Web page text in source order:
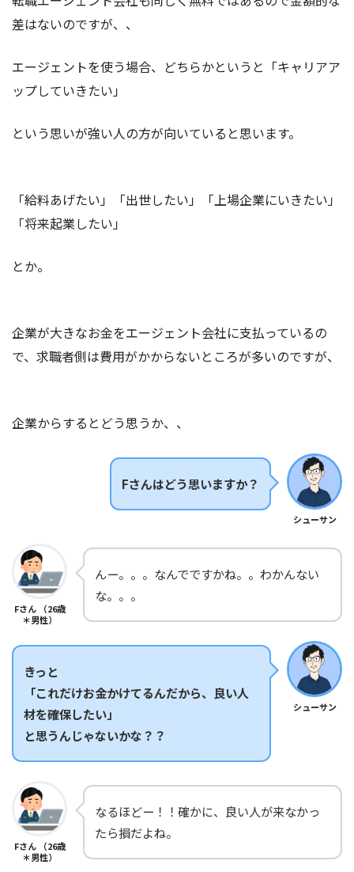
差はないのですが、、
エージェントを使う場合、どちらかというと「キャリアア
ップしていきたい」
という思いが強い人の方が向いていると思います。
「給料あげたい」「出世したい」「上場企業にいきたい」
「将来起業したい」
とか。
企業が大きなお金をエージェント会社に支払っているの
で、求職者側は費用がかからないところが多いのですが、
企業からするとどう思うか、、
シューサン
Fさんはどう思いますか？
Fさん （26歳
＊男性）
んー。。。なんでですかね。。わかんない
な。。。
シューサン
きっと
「これだけお金かけてるんだから、良い人
材を確保したい」
と思うんじゃないかな？？
Fさん （26歳
＊男性）
なるほどー！！確かに、良い人が来なかっ
たら損だよね。